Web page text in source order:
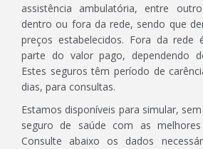
assistência ambulatória, entre
dentro ou fora da rede, sendo que
preços estabelecidos. Fora da rede
parte do valor pago, dependendo
Estes seguros têm período de
dias, para consultas.
Estamos disponíveis para simular,
seguro de saúde com as
Consulte abaixo os dados